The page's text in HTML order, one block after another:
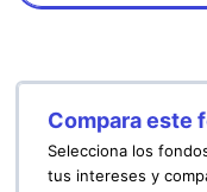
Compara este
Selecciona los
tus intereses y